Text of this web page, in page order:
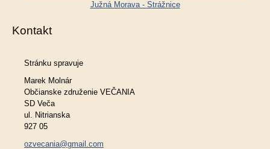
Južná Morava - Strážnice
Kontakt
Stránku spravuje
Marek Molnár
Občianske združenie VEČANIA
SD Veča
ul. Nitrianska
927 05
ozvecania@gmail.com